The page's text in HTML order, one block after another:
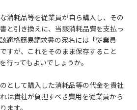
消耗品等を従業員が自ら購入し、その
と引き換えに、当該消耗品費を支払っ
適格簡易請求書の宛名には「従業員
すが、これをそのまま保存すること
行ってもよいでしょうか。
として購入した消耗品等の代金を貴社
は貴社が負担すべき費用を従業員から
ます。